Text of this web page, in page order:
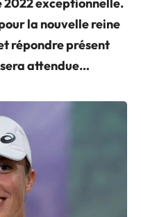
la nouvelle reine
répondre présent
attendue…